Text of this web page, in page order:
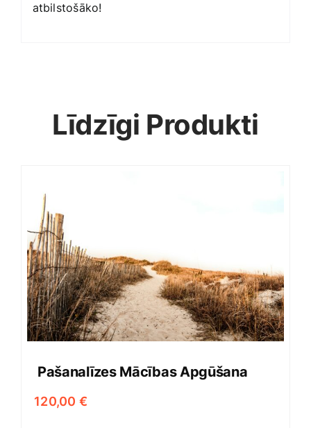
atbilstošāko!
Līdzīgi Produkti
Pašanalīzes Mācības Apgūšana
120,00 €